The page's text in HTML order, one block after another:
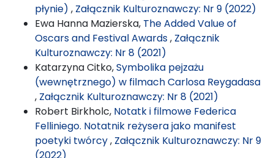
płynie) , Załącznik Kulturoznawczy: Nr 9 (2022)
Ewa Hanna Mazierska, The Added Value of
Oscars and Festival Awards, Załącznik
Kulturoznawczy: Nr 8 (2021)
Katarzyna Citko,Symbolika pejzażu
(wewnętrznego) w filmach Carlosa Reygadasa
, Załącznik Kulturoznawczy: Nr 8 (2021)
Robert Birkholc, Notatk i filmowe Federica
Felliniego. Notatnik reżysera jako manifest
poetyki twórcy, Załącznik Kulturoznawczy: Nr 9